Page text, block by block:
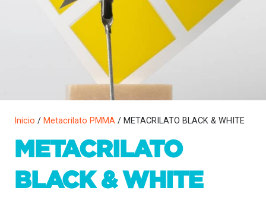
Inicio / Metacrilato PMMA / METACRILATO BLACK & WHITE
METACRILATO
BLACK & WHITE